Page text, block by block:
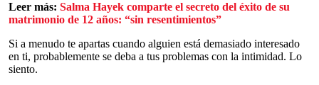
Leer más: Salma Hayek comparte el secreto del éxito de su
matrimonio de 12 años: “sin resentimientos”
Si a menudo te apartas cuando alguien está demasiado interesado
en ti, probablemente se deba a tus problemas con la intimidad. Lo
siento.